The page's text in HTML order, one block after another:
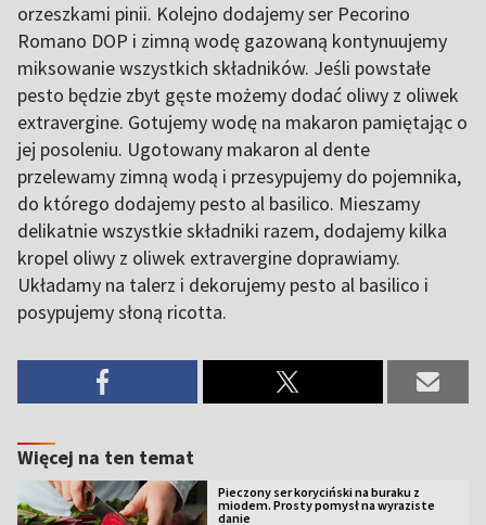
orzeszkami pinii. Kolejno dodajemy ser Pecorino
Romano DOP i zimną wodę gazowaną kontynuujemy
miksowanie wszystkich składników. Jeśli powstałe
pesto będzie zbyt gęste możemy dodać oliwy z oliwek
extravergine. Gotujemy wodę na makaron pamiętając o
jej posoleniu. Ugotowany makaron al dente
przelewamy zimną wodą i przesypujemy do pojemnika,
do którego dodajemy pesto al basilico. Mieszamy
delikatnie wszystkie składniki razem, dodajemy kilka
kropel oliwy z oliwek extravergine doprawiamy.
Układamy na talerz i dekorujemy pesto al basilico i
posypujemy słoną ricotta.
Więcej na ten temat
Pieczony ser koryciński na buraku z
miodem. Prosty pomysł na wyraziste
danie